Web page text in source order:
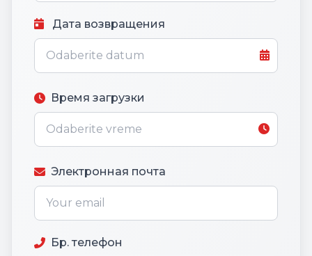
Дата возвращения
Время загрузки
Электронная почта
Бр. телефон